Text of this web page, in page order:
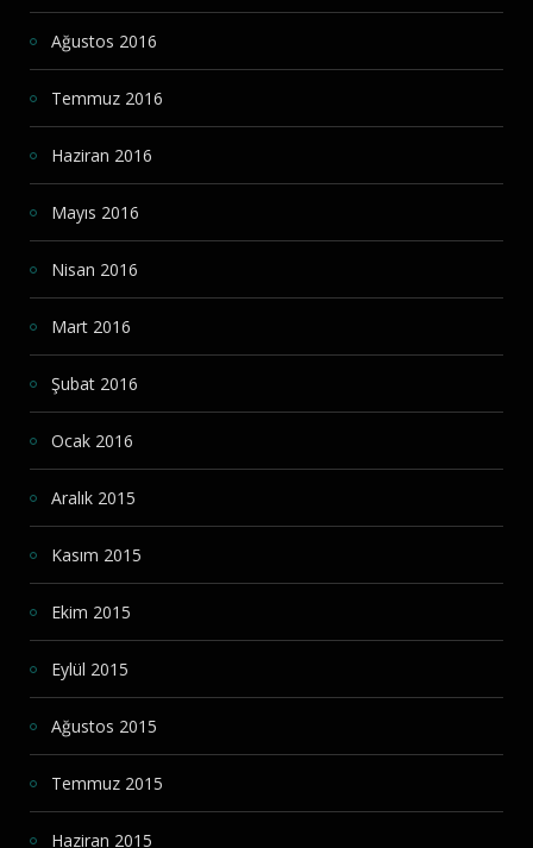
Ağustos 2016
Temmuz 2016
Haziran 2016
Mayıs 2016
Nisan 2016
Mart 2016
Şubat 2016
Ocak 2016
Aralık 2015
Kasım 2015
Ekim 2015
Eylül 2015
Ağustos 2015
Temmuz 2015
Haziran 2015